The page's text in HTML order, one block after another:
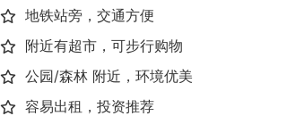
地铁站旁，交通方便
附近有超市，可步行购物
公园/森林 附近，环境优美
容易出租，投资推荐